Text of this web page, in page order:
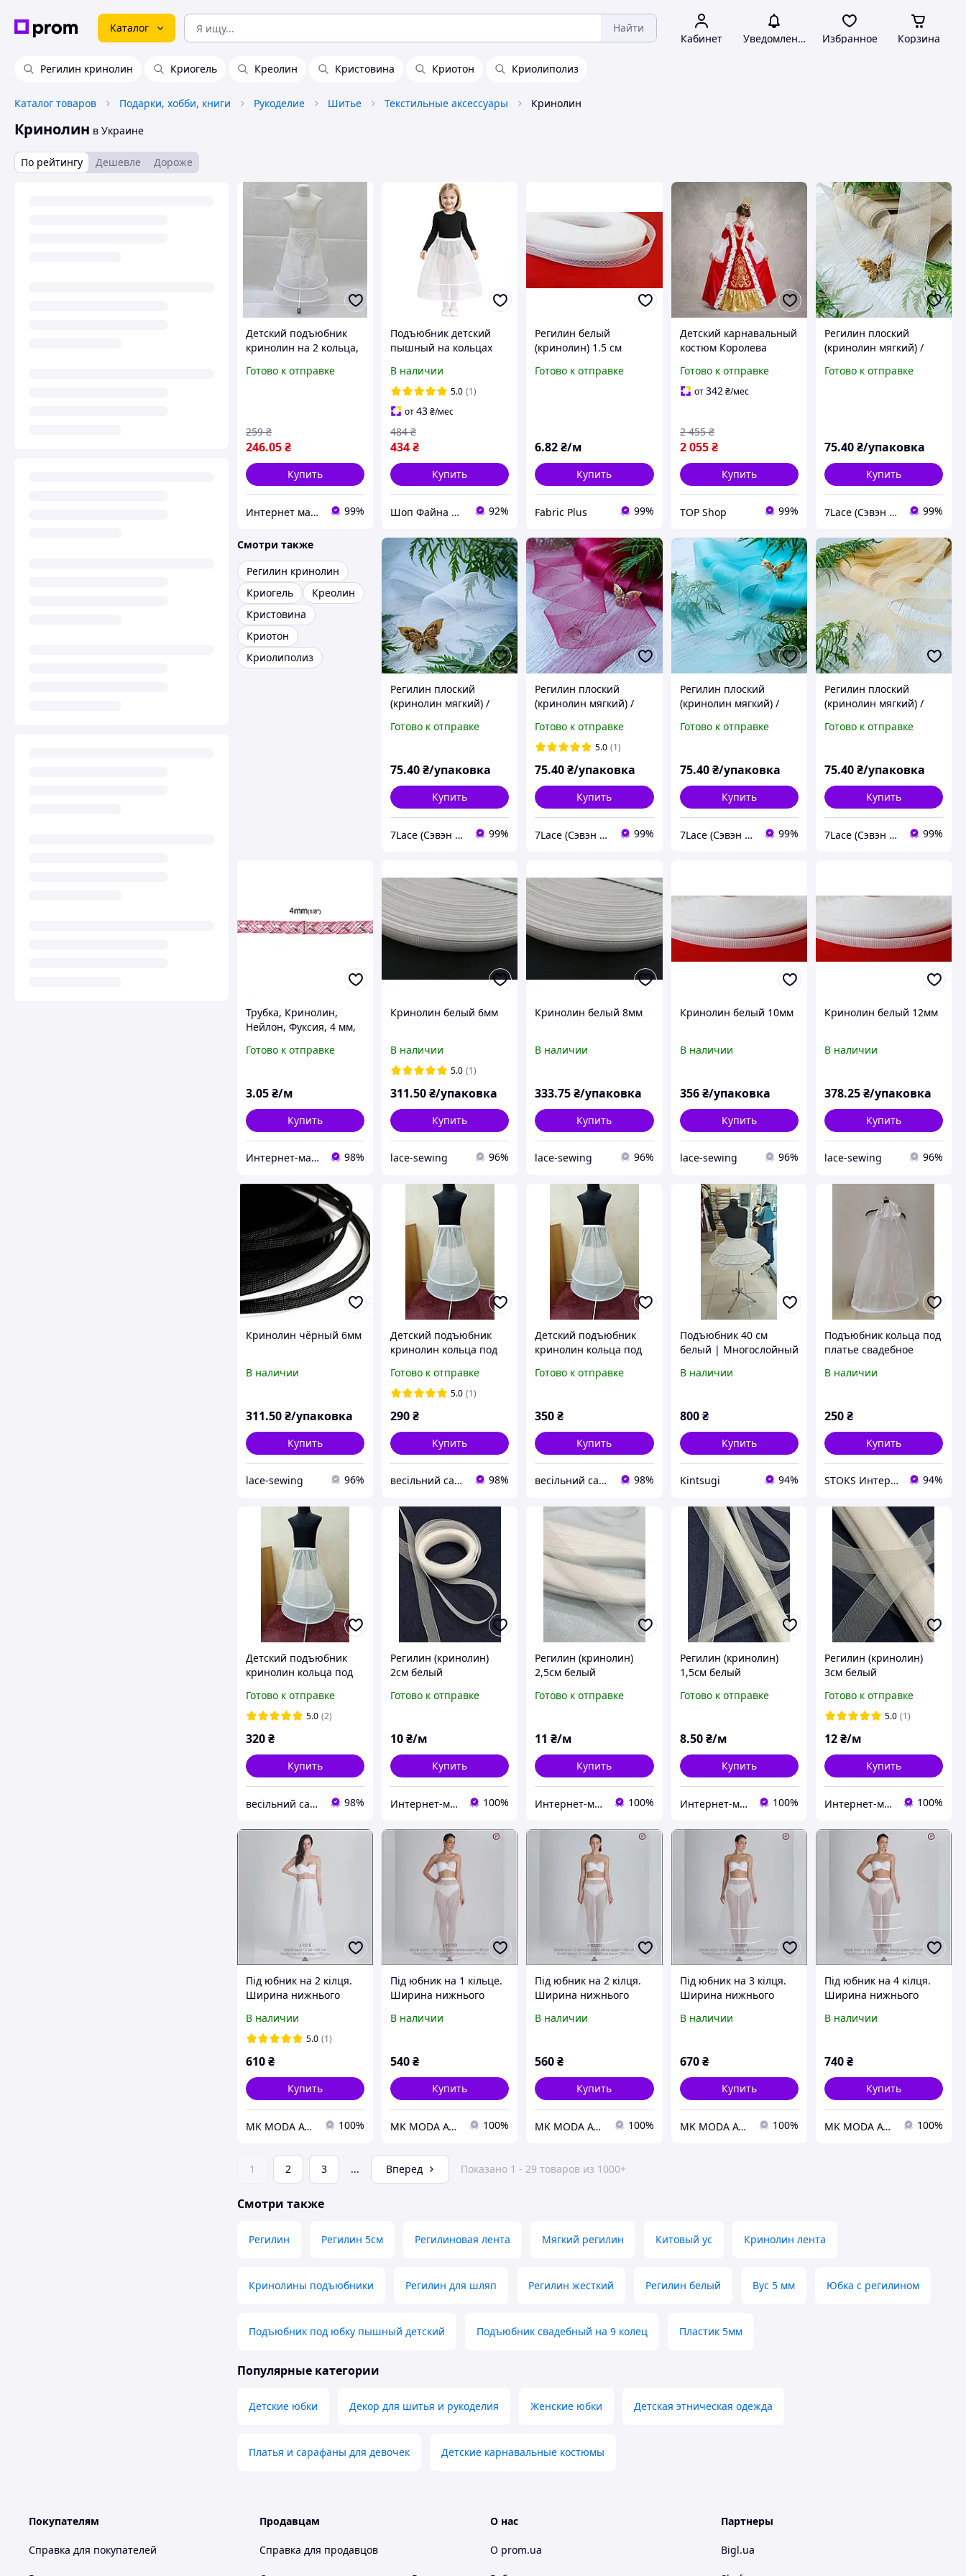
Каталог Найти
Кабинет Уведомления Избранное Корзина
Регилин кринолин Криогель Креолин Кристовина Криотон Криолиполиз
Каталог товаров Подарки, хобби, книги Рукоделие Шитье Текстильные аксессуары Кринолин
Кринолин в Украине
По рейтингу Дешевле Дороже
Детский подъюбник
кринолин на 2 кольца,
1)
Готово к отправке
246.05₴
259 ₴
Купить
Интернет магазин BLAGOY-ART 99%
Подъюбник детский
пышный на кольцах
бального платья,
белый
В наличии
5.0 (1)
от43₴/мес
434₴
484 ₴
Купить
Шоп Файна Шоп 92%
Регилин белый
(кринолин) 1.5 см
Готово к отправке
6.82₴/м
Купить
Fabric Plus 99%
Детский карнавальный
костюм Королева
девочки королевское
платье с короной и
Готово к отправке
от342 ₴/мес
2 055 ₴
2 455 ₴
Купить
TOP Shop 99%
Регилин плоский
(кринолин мягкий) /
бежевый / упаковка 25
Готово к отправке
75.40₴/упаковка
Купить
7Lace (Сэвэн Лэйс) 99%
Смотри также
Регилин кринолин
Криогель
Креолин
Кристовина
Криотон
Криолиполиз
Регилин плоский
(кринолин мягкий) /
белый / упаковка 25 м
Готово к отправке
75.40₴/упаковка
Купить
7Lace (Сэвэн Лэйс) 99%
Регилин плоский
(кринолин мягкий) /
бордовый / упаковка 25
м
Готово к отправке
5.0 (1)
75.40₴/упаковка
Купить
7Lace (Сэвэн Лэйс) 99%
Регилин плоский
(кринолин мягкий) /
голубой / упаковка 25 м
Готово к отправке
75.40 ₴/упаковка
Купить
7Lace (Сэвэн Лэйс) 99%
Регилин плоский
(кринолин мягкий) /
золотистый / упаковка
Готово к отправке
75.40₴/упаковка
Купить
7Lace (Сэвэн Лэйс) 99%
Трубка, Кринолин,
Нейлон, Фуксия, 4 мм,
Браслета
Готово к отправке
3.05₴/м
Купить
Интернет-маркет "Прикраса" 98%
Кринолин белый 6мм
В наличии
5.0 (1)
311.50₴/упаковка
Купить
lace-sewing 96%
Кринолин белый 8мм
В наличии
333.75₴/упаковка
Купить
lace-sewing 96%
Кринолин белый 10мм
В наличии
356 ₴/упаковка
Купить
lace-sewing 96%
Кринолин белый 12мм
В наличии
378.25₴/упаковка
Купить
lace-sewing 96%
Кринолин чёрный 6мм
В наличии
311.50₴/упаковка
Купить
lace-sewing 96%
Детский подъюбник
кринолин кольца под
Готово к отправке
5.0 (1)
290₴
Купить
весільний салон "Галатея" 98%
Детский подъюбник
кринолин кольца под
Готово к отправке
350₴
Купить
весільний салон "Галатея" 98%
Подъюбник 40 см
белый | Многослойный
и костюмов
В наличии
800 ₴
Купить
Kintsugi 94%
Подъюбник кольца под
платье свадебное
ассортименте
В наличии
250₴
Купить
STOKS Интернет магазин стокового товара с Европы и США 94%
Детский подъюбник
кринолин кольца под
Готово к отправке
5.0 (2)
320₴
Купить
весільний салон "Галатея" 98%
Регилин (кринолин)
2см белый
Готово к отправке
10₴/м
Купить
Интернет-магазин Дом Ткани 100%
Регилин (кринолин)
2,5см белый
Готово к отправке
11 ₴/м
Купить
Интернет-магазин Дом Ткани 100%
Регилин (кринолин)
1,5см белый
Готово к отправке
8.50 ₴/м
Купить
Интернет-магазин Дом Ткани 100%
Регилин (кринолин)
3см белый
Готово к отправке
5.0 (1)
12₴/м
Купить
Интернет-магазин Дом Ткани 100%
Під юбник на 2 кілця.
Ширина нижнього
під весільну сукню.
Крінолін
В наличии
5.0 (1)
610₴
Купить
MK MODA ATELIER BRIDAL ACCESSORIES 100%
Під юбник на 1 кільце.
Ширина нижнього
під весільну сукню.
В наличии
540₴
Купить
MK MODA ATELIER BRIDAL ACCESSORIES 100%
Під юбник на 2 кілця.
Ширина нижнього
під весільну сукню.
В наличии
560₴
Купить
MK MODA ATELIER BRIDAL ACCESSORIES 100%
Під юбник на 3 кілця.
Ширина нижнього
під весільну сукню.
В наличии
670 ₴
Купить
MK MODA ATELIER BRIDAL ACCESSORIES 100%
Під юбник на 4 кілця.
Ширина нижнього
під весільну сукню.
В наличии
740₴
Купить
MK MODA ATELIER BRIDAL ACCESSORIES 100%
1 2 3 ... Вперед Показано 1 - 29 товаров из 1000+
Смотри также
Регилин Регилин 5см Регилиновая лента Мягкий регилин Китовый ус Кринолин лента
Кринолины подъюбники Регилин для шляп Регилин жесткий Регилин белый Вус 5 мм Юбка с регилином
Подъюбник под юбку пышный детский Подъюбник свадебный на 9 колец Пластик 5мм
Популярные категории
Детские юбки Декор для шитья и рукоделия Женские юбки Детская этническая одежда
Платья и сарафаны для девочек Детские карнавальные костюмы
Покупателям
Справка для покупателей
Продавцам
Справка для продавцов
О нас
О prom.ua
Партнеры
Bigl.ua